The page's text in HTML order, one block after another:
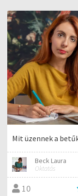
Mit üzennek a
Beck Laura
Oktatás
10